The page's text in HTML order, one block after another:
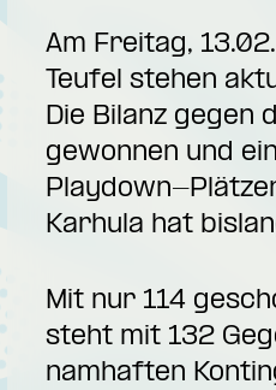
Am Freitag,
Teufel stehen
Die Bilanz gegen
gewonnen und
Playdown-
Karhula hat
Mit nur 114
steht mit 132
namhaften